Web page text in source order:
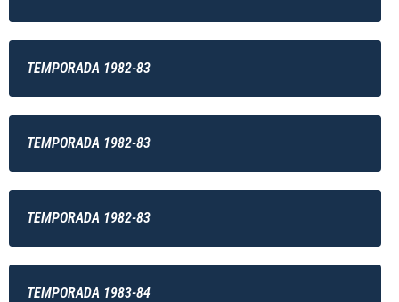
TEMPORADA 1982-83
TEMPORADA 1982-83
TEMPORADA 1982-83
TEMPORADA 1983-84